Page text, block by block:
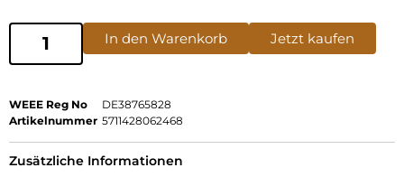
In den Warenkorb Jetzt kaufen
WEEE Reg No
DE38765828
Artikelnummer 5711428062468
Zusätzliche Informationen